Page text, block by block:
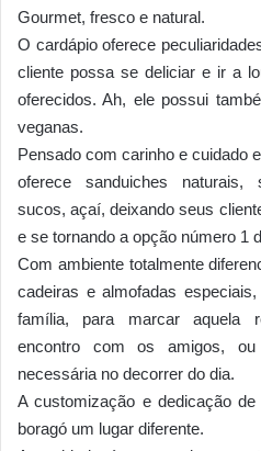
Gourmet, fresco e natural.
O cardápio oferece
cliente possa se deliciar e ir a
oferecidos. Ah, ele possui
veganas.
Pensado com carinho e cuidado
oferece sanduiches naturais,
sucos, açaí, deixando seus
e se tornando a opção número 1
Com ambiente totalmente
cadeiras e almofadas
família, para marcar aquela
encontro com os amigos,
necessária no decorrer do dia.
A customização e dedicação
boragó um lugar diferente.